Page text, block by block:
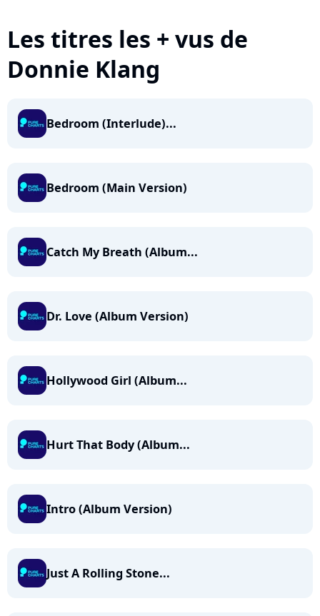
Les titres les + vus de
Donnie Klang
Bedroom (Interlude)...
Bedroom (Main Version)
Catch My Breath (Album...
Dr. Love (Album Version)
Hollywood Girl (Album...
Hurt That Body (Album...
Intro (Album Version)
Just A Rolling Stone...